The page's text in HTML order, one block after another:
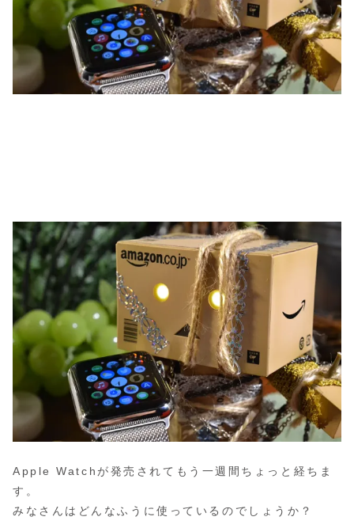
Apple Watchが発売されてもう一週間ちょっと経ちま
す。
みなさんはどんなふうに使っているのでしょうか？